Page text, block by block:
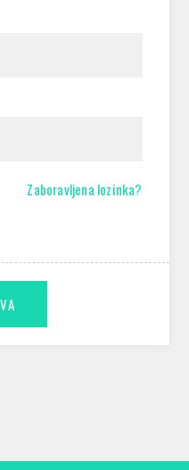
Zaboravljena lozinka?